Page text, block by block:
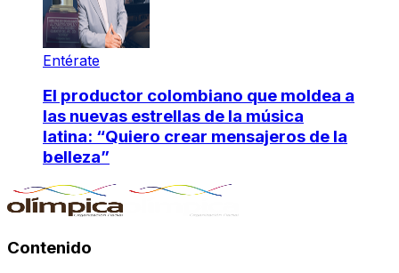
Entérate
El productor colombiano que moldea a
las nuevas estrellas de la música
latina: “Quiero crear mensajeros de la
belleza”
Contenido